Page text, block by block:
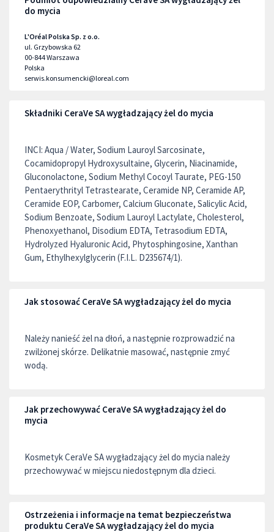
do mycia
L'Oréal Polska Sp. z o.o.
ul. Grzybowska 62
00-844Warszawa
Polska
serwis.konsumencki@loreal.com
Składniki CeraVe SA wygładzający żel do mycia
INCI: Aqua / Water, Sodium Lauroyl Sarcosinate,
Cocamidopropyl Hydroxysultaine, Glycerin, Niacinamide,
Gluconolactone, Sodium Methyl Cocoyl Taurate, PEG-150
Pentaerythrityl Tetrastearate, Ceramide NP, Ceramide AP,
Ceramide EOP, Carbomer, Calcium Gluconate, Salicylic Acid,
Sodium Benzoate, Sodium Lauroyl Lactylate, Cholesterol,
Phenoxyethanol, Disodium EDTA, Tetrasodium EDTA,
Hydrolyzed Hyaluronic Acid, Phytosphingosine, Xanthan
Gum, Ethylhexylglycerin (F.I.L. D235674/1).
Jak stosować CeraVe SA wygładzający żel do mycia
Należy nanieść żel na dłoń, a następnie rozprowadzić na
zwilżonej skórze. Delikatnie masować, następnie zmyć
wodą.
Jak przechowywać CeraVe SA wygładzający żel do
mycia
Kosmetyk CeraVe SA wygładzający żel do mycia należy
przechowywać w miejscu niedostępnym dla dzieci.
Ostrzeżenia i informacje na temat bezpieczeństwa
produktu CeraVe SA wygładzający żel do mycia